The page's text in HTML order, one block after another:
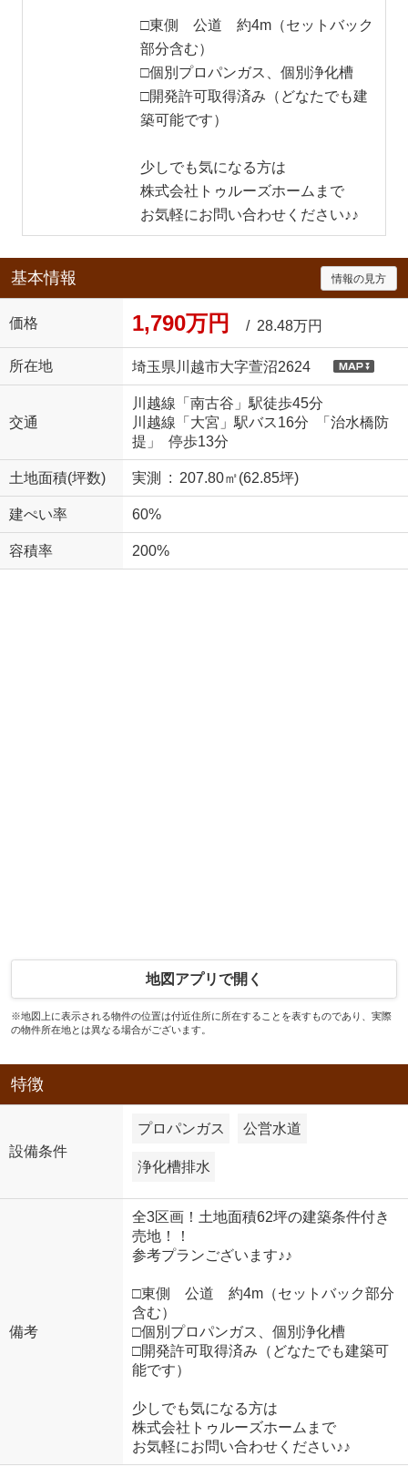
□東側 公道 約4m（セットバック
部分含む）
□個別プロパンガス、個別浄化槽
□開発許可取得済み（どなたでも建
築可能です）
少しでも気になる方は
株式会社トゥルーズホームまで
お気軽にお問い合わせください♪♪
基本情報 情報の見方
価格 1,790万円 / 28.48万円
所在地 埼玉県川越市大字萱沼2624
交通
川越線「南古谷」駅徒歩45分
川越線「大宮」駅バス16分 「治水橋防
提」 停歩13分
土地面積(坪数) 実測 : 207.80㎡(62.85坪)
建ぺい率 60%
容積率 200%
地図アプリで開く
※地図上に表示される物件の位置は付近住所に所在することを表すものであり、実際
の物件所在地とは異なる場合がございます。
特徴
設備条件
プロパンガス 公営水道
浄化槽排水
備考
全3区画！土地面積62坪の建築条件付き
売地！！
参考プランございます♪♪
□東側 公道 約4m（セットバック部分
含む）
□個別プロパンガス、個別浄化槽
□開発許可取得済み（どなたでも建築可
能です）
少しでも気になる方は
株式会社トゥルーズホームまで
お気軽にお問い合わせください♪♪